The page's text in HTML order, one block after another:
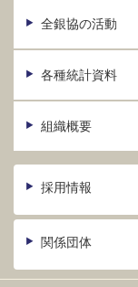
全銀協の活動
各種統計資料
組織概要
採用情報
関係団体